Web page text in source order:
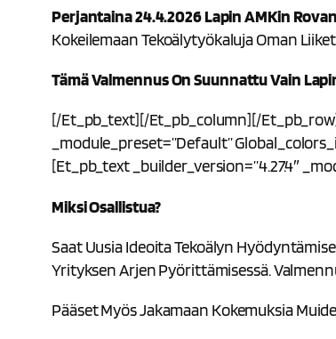
Perjantaina 24.4.2026 Lapin AMKin
Kokeilemaan Tekoälytyökaluja Oman
Tämä Valmennus On Suunnattu Vain
[/et_pb_text][/et_pb_column][/
_module_preset=”default”
[et_pb_text _builder_version=”4.27.4″
Miksi Osallistua?
Saat Uusia Ideoita Tekoälyn
Yrityksen Arjen Pyörittämisessä.
Pääset Myös Jakamaan Kokemuksia